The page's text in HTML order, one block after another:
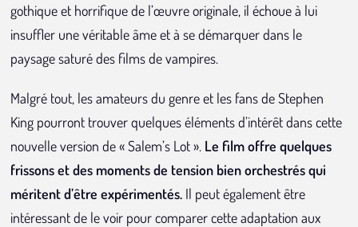
gothique et horrifique de l’œuvre originale, il échoue à lui
insuffler une véritable âme et à se démarquer dans le
paysage saturé des films de vampires.
Malgré tout, les amateurs du genre et les fans de Stephen
King pourront trouver quelques éléments d’intérêt dans cette
nouvelle version de « Salem’s Lot ». Le film offre quelques
frissons et des moments de tension bien orchestrés qui
méritent d’être expérimentés. Il peut également être
intéressant de le voir pour comparer cette adaptation aux